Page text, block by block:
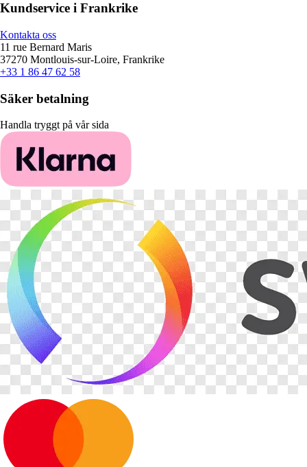
Kundservice i Frankrike
Kontakta oss
11 rue Bernard Maris
37270 Montlouis-sur-Loire, Frankrike
+33 1 86 47 62 58
Säker betalning
Handla tryggt på vår sida